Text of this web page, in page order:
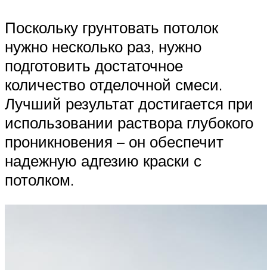
Поскольку грунтовать потолок
нужно несколько раз, нужно
подготовить достаточное
количество отделочной смеси.
Лучший результат достигается при
использовании раствора глубокого
проникновения – он обеспечит
надежную адгезию краски с
потолком.